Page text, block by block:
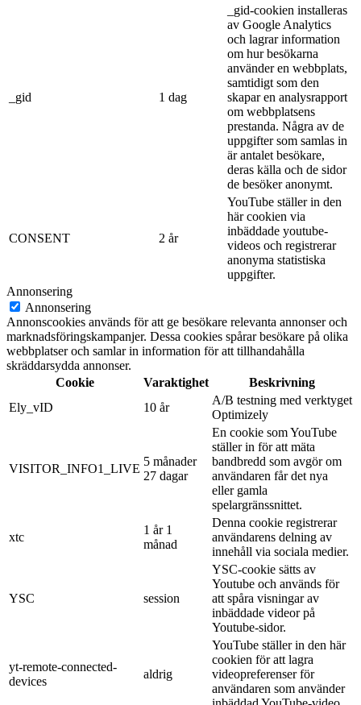
_gid 1 dag
_gid-cookien installeras
av Google Analytics
och lagrar information
om hur besökarna
använder en webbplats,
samtidigt som den
skapar en analysrapport
om webbplatsens
prestanda. Några av de
uppgifter som samlas in
är antalet besökare,
deras källa och de sidor
de besöker anonymt.
CONSENT 2 år
YouTube ställer in den
här cookien via
inbäddade youtube-
videos och registrerar
anonyma statistiska
uppgifter.
Annonsering
Annonsering
Annonscookies används för att ge besökare relevanta annonser och
marknadsföringskampanjer. Dessa cookies spårar besökare på olika
webbplatser och samlar in information för att tillhandahålla
skräddarsydda annonser.
Cookie
Varaktighet
Beskrivning
Ely_vID
10 år
A/B testning med verktyget
Optimizely
VISITOR_INFO1_LIVE
5 månader
27 dagar
En cookie som YouTube
ställer in för att mäta
bandbredd som avgör om
användaren får det nya
eller gamla
spelargränssnittet.
xtc
1 år 1
månad
Denna cookie registrerar
användarens delning av
innehåll via sociala medier.
YSC session
YSC-cookie sätts av
Youtube och används för
att spåra visningar av
inbäddade videor på
Youtube-sidor.
yt-remote-connected-
devices
aldrig
YouTube ställer in den här
cookien för att lagra
videopreferenser för
användaren som använder